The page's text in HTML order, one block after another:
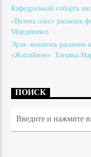
Кафедральнай соборть
«Велень озкс» раськень
Мордовиясо.
Эрзя- мокшонь раськень
«Житийное» Татьяна
ПОИСК